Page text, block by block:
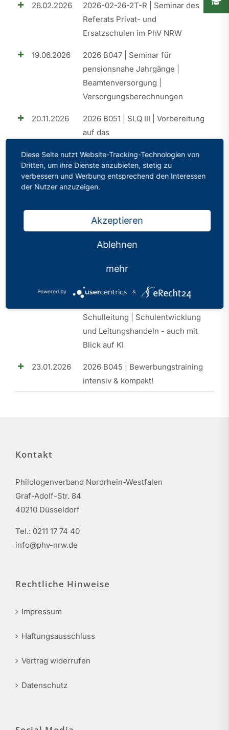
26.02.2026
2026-02-26-2T-R | Seminar des
Referats Privat- und
Ersatzschulen im PhV NRW
19.06.2026
2026 B047 | Seminar für
pensionsnahe Jahrgänge |
Beamtenversorgung |
Versorgungsberechnungen
20.11.2026
2026 B051 | SLQ III | Vorbereitung
auf das
(EFV)
25.09.2026
2026 B049 | SLQ II | Elemente der
2026 B050 | Perspektive A15 |
Aufstiegschancen im Schuldienst
Aufstiegschancen im Schuldienst
20.03.2026
2026 B046 | SLQ I |
Schulleitung | Schulentwicklung
und Leitungshandeln - auch mit
Blick auf KI
23.01.2026
2026 B045 | Bewerbungstraining
intensiv & kompakt!
Kontakt
Philologenverband Nordrhein-Westfalen
Graf-Adolf-Str. 84
40210 Düsseldorf
Tel.: 0211 17 74 40
info@phv-nrw.de
Rechtliche Hinweise
Impressum
Haftungsausschluss
Vertrag widerrufen
Datenschutz
Diese Seite nutzt Website-Tracking-Technologien von
Dritten, um ihre Dienste anzubieten, stetig zu
verbessern und Werbung entsprechend den Interessen
der Nutzer anzuzeigen.
Akzeptieren
Ablehnen
mehr
Powered by &